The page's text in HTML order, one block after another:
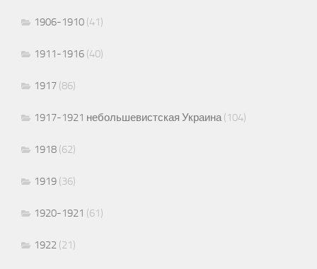
1906-1910 (41)
1911-1916 (40)
1917 (86)
1917-1921 небольшевистская Украина(104)
1918 (62)
1919 (36)
1920-1921 (61)
1922 (21)